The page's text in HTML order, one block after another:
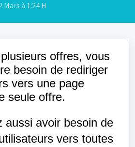
à 1:24 H
offres, vous
besoin de rediriger
vers une page
seule offre.
aussi avoir besoin de
vers toutes